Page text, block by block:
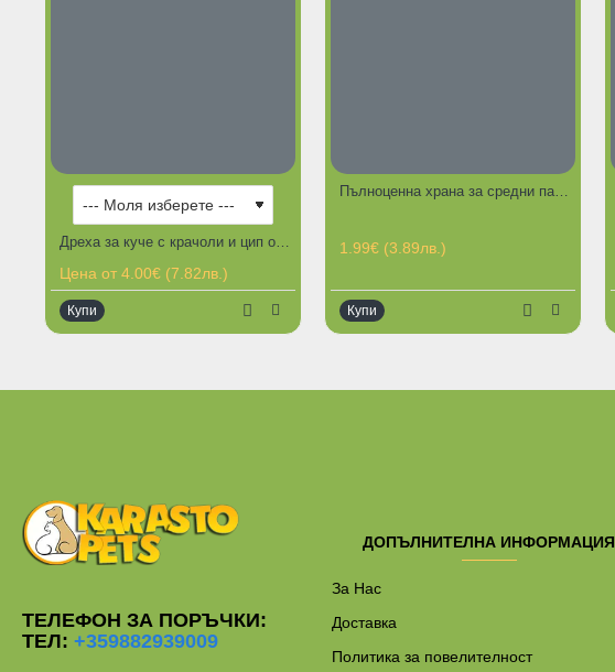
Цена от 4.00€ (7.82лв.)
Купи
Пълноценна храна за средни папагали Fresh, 500 гр
1.99€ (3.89лв.)
Купи
ТЕЛЕФОН ЗА ПОРЪЧКИ:
ТЕЛ: +359882939009
ДОПЪЛНИТЕЛНА ИНФОРМАЦИЯ
За Нас
Доставка
Политика за повелителност